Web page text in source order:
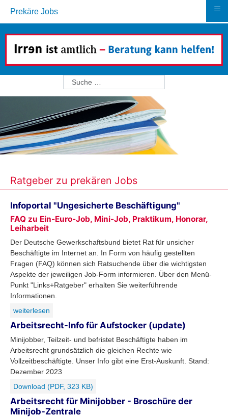
Ratgeber zu prekären Jobs
Infoportal "Ungesicherte Beschäftigung"
FAQ zu Ein-Euro-Job, Mini-Job, Praktikum, Honorar,
Leiharbeit
Der Deutsche Gewerkschaftsbund bietet Rat für unsicher
Beschäftigte im Internet an. In Form von häufig gestellten
Fragen (FAQ) können sich Ratsuchende über die wichtigsten
Aspekte der jeweiligen Job-Form informieren. Über den Menü-
Punkt "Links+Ratgeber" erhalten Sie weiterführende
Informationen.
weiterlesen
Arbeitsrecht-Info für Aufstocker (update)
Minijobber, Teilzeit- und befristet Beschäftigte haben im
Arbeitsrecht grundsätzlich die gleichen Rechte wie
Vollzeitbeschäftigte. Unser Info gibt eine Erst-Auskunft. Stand:
Dezember 2023
Download (PDF, 323 KB)
Arbeitsrecht für Minijobber - Broschüre der
Minijob-Zentrale
Prekäre Jobs ≡